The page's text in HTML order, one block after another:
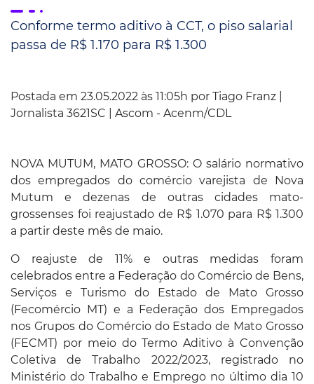
Conforme termo aditivo à CCT, o piso salarial
passa de R$ 1.170 para R$ 1.300
Postada em 23.05.2022 às 11:05h por Tiago Franz |
Jornalista 3621SC | Ascom - Acenm/CDL
NOVA MUTUM, MATO GROSSO: O salário normativo
dos empregados do comércio varejista de Nova
Mutum e dezenas de outras cidades mato-
grossenses foi reajustado de R$ 1.070 para R$ 1.300
a partir deste mês de maio.
O reajuste de 11% e outras medidas foram
celebrados entre a Federação do Comércio de Bens,
Serviços e Turismo do Estado de Mato Grosso
(Fecomércio MT) e a Federação dos Empregados
nos Grupos do Comércio do Estado de Mato Grosso
(FECMT) por meio do Termo Aditivo à Convenção
Coletiva de Trabalho 2022/2023, registrado no
Ministério do Trabalho e Emprego no último dia 10